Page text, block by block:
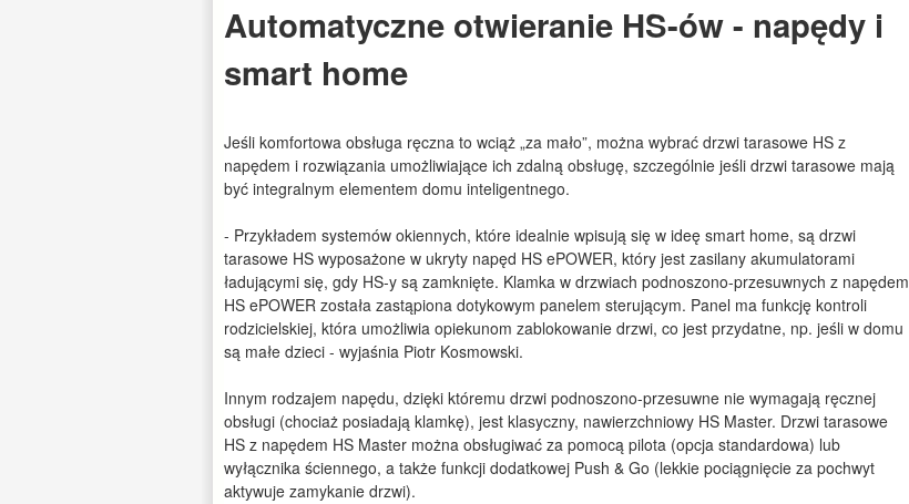
Automatyczne otwieranie HS-ów - napędy i
smart home
Jeśli komfortowa obsługa ręczna to wciąż „za mało”, można wybrać drzwi tarasowe HS z
napędem i rozwiązania umożliwiające ich zdalną obsługę, szczególnie jeśli drzwi tarasowe mają
być integralnym elementem domu inteligentnego.
- Przykładem systemów okiennych, które idealnie wpisują się w ideę smart home, są drzwi
tarasowe HS wyposażone w ukryty napęd HS ePOWER, który jest zasilany akumulatorami
ładującymi się, gdy HS-y są zamknięte. Klamka w drzwiach podnoszono-przesuwnych z napędem
HS ePOWER została zastąpiona dotykowym panelem sterującym. Panel ma funkcję kontroli
rodzicielskiej, która umożliwia opiekunom zablokowanie drzwi, co jest przydatne, np. jeśli w domu
są małe dzieci - wyjaśnia Piotr Kosmowski.
Innym rodzajem napędu, dzięki któremu drzwi podnoszono-przesuwne nie wymagają ręcznej
obsługi (chociaż posiadają klamkę), jest klasyczny, nawierzchniowy HS Master. Drzwi tarasowe
HS z napędem HS Master można obsługiwać za pomocą pilota (opcja standardowa) lub
wyłącznika ściennego, a także funkcji dodatkowej Push & Go (lekkie pociągnięcie za pochwyt
aktywuje zamykanie drzwi).